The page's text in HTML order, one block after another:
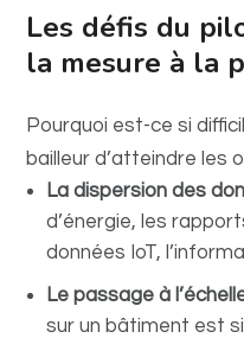
Les défis du
la mesure à la
Pourquoi est-ce si
bailleur d’atteindre les
La dispersion des
d’énergie, les
données IoT,
Le passage à
sur un bâtiment est